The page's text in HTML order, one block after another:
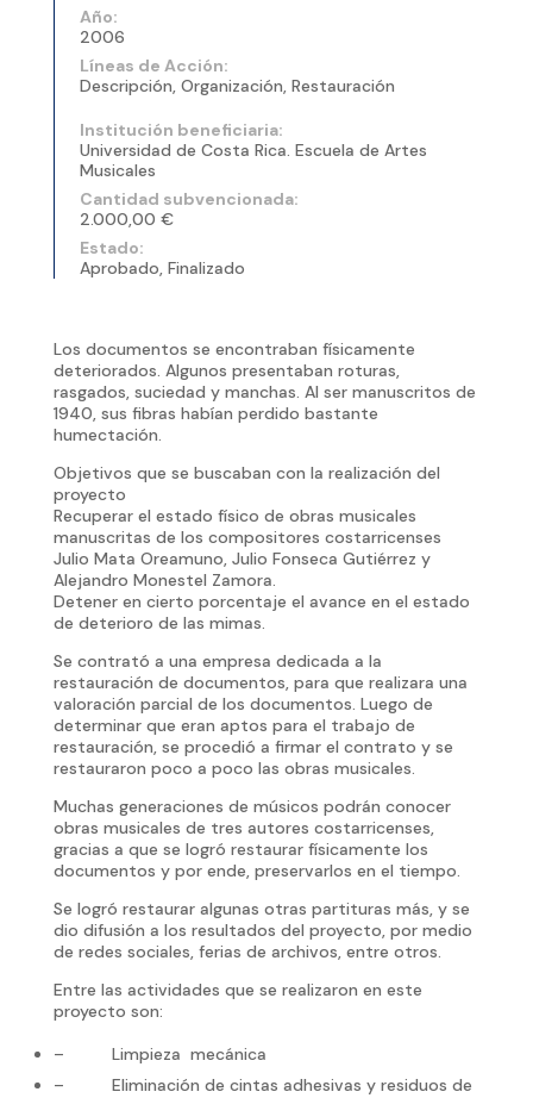
Año:
2006
Líneas de Acción:
Descripción, Organización, Restauración
Institución beneficiaria:
Universidad de Costa Rica. Escuela de Artes
Musicales
Cantidad subvencionada:
2.000,00 €
Estado:
Aprobado, Finalizado
Los documentos se encontraban físicamente
deteriorados. Algunos presentaban roturas,
rasgados, suciedad y manchas. Al ser manuscritos de
1940, sus fibras habían perdido bastante
humectación.
Objetivos que se buscaban con la realización del
proyecto
Recuperar el estado físico de obras musicales
manuscritas de los compositores costarricenses
Julio Mata Oreamuno, Julio Fonseca Gutiérrez y
Alejandro Monestel Zamora.
Detener en cierto porcentaje el avance en el estado
de deterioro de las mimas.
Se contrató a una empresa dedicada a la
restauración de documentos, para que realizara una
valoración parcial de los documentos. Luego de
determinar que eran aptos para el trabajo de
restauración, se procedió a firmar el contrato y se
restauraron poco a poco las obras musicales.
Muchas generaciones de músicos podrán conocer
obras musicales de tres autores costarricenses,
gracias a que se logró restaurar físicamente los
documentos y por ende, preservarlos en el tiempo.
Se logró restaurar algunas otras partituras más, y se
dio difusión a los resultados del proyecto, por medio
de redes sociales, ferias de archivos, entre otros.
Entre las actividades que se realizaron en este
proyecto son:
– Limpieza mecánica
– Eliminación de cintas adhesivas y residuos de